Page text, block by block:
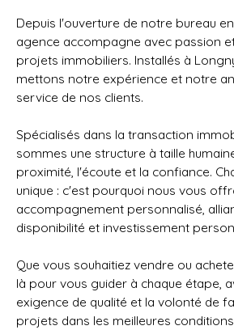
Depuis l'ouverture de notre bureau
agence accompagne avec passion
projets immobiliers. Installés à
mettons notre expérience et notre
service de nos clients.
Spécialisés dans la transaction
sommes une structure à taille
proximité, l'écoute et la confiance.
unique : c'est pourquoi nous vous
accompagnement personnalisé,
disponibilité et investissement
Que vous souhaitiez vendre ou
là pour vous guider à chaque étape,
exigence de qualité et la volonté de
projets dans les meilleures